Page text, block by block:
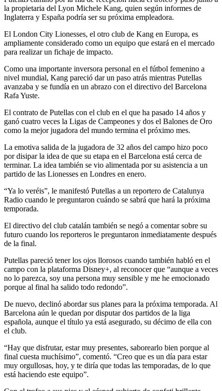
la propietaria del Lyon Michele Kang, quien según informes de
Inglaterra y España podría ser su próxima empleadora.
El London City Lionesses, el otro club de Kang en Europa, es
ampliamente considerado como un equipo que estará en el mercado
para realizar un fichaje de impacto.
Como una importante inversora personal en el fútbol femenino a
nivel mundial, Kang pareció dar un paso atrás mientras Putellas
avanzaba y se fundía en un abrazo con el directivo del Barcelona
Rafa Yuste.
El contrato de Putellas con el club en el que ha pasado 14 años y
ganó cuatro veces la Ligas de Campeones y dos el Balones de Oro
como la mejor jugadora del mundo termina el próximo mes.
La emotiva salida de la jugadora de 32 años del campo hizo poco
por disipar la idea de que su etapa en el Barcelona está cerca de
terminar. La idea también se vio alimentada por su asistencia a un
partido de las Lionesses en Londres en enero.
“Ya lo veréis”, le manifestó Putellas a un reportero de Catalunya
Radio cuando le preguntaron cuándo se sabrá que hará la próxima
temporada.
El directivo del club catalán también se negó a comentar sobre su
futuro cuando los reporteros le preguntaron inmediatamente después
de la final.
Putellas pareció tener los ojos llorosos cuando también habló en el
campo con la plataforma Disney+, al reconocer que “aunque a veces
no lo parezca, soy una persona muy sensible y me he emocionado
porque al final ha salido todo redondo”.
De nuevo, declinó abordar sus planes para la próxima temporada. Al
Barcelona aún le quedan por disputar dos partidos de la liga
española, aunque el título ya está asegurado, su décimo de ella con
el club.
“Hay que disfrutar, estar muy presentes, saborearlo bien porque al
final cuesta muchísimo”, comentó. “Creo que es un día para estar
muy orgullosas, hoy, y te diría que todas las temporadas, de lo que
está haciendo este equipo”.